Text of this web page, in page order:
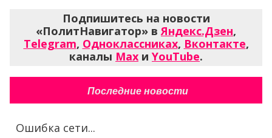
Подпишитесь на новости
«ПолитНавигатор» вЯндекс.Дзен,
Telegram, Одноклассниках, Вконтакте,
каналы Max и YouTube.
Последние новости
Ошибка сети...